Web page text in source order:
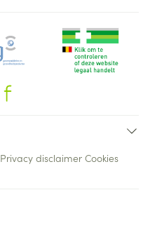
Privacy disclaimer Cookies